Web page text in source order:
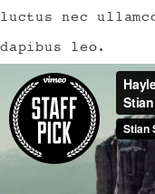
luctus nec
dapibus leo.